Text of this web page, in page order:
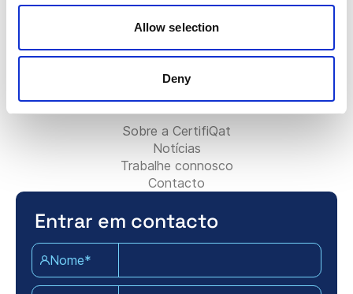
Allow selection
Deny
Para parceiros:
Torne-se Parceiro de Consultoria
Adicione a sua empresa de consultoria
Contacte a equipa de parceiros
Sobre Certifiqat:
Sobre a CertifiQat
Notícias
Trabalhe connosco
Contacto
Entrar em contacto
Nome*